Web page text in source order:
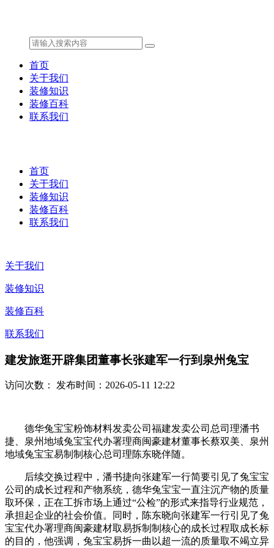
首页
关于我们
装修知识
装修百科
联系我们
首页
关于我们
装修知识
装修百科
联系我们
关于我们
装修知识
装修百科
联系我们
建发旅逛开辟集团董事长张建军一行到泉州兔宝
访问次数： 发布时间：2026-05-11 12:22
德华兔宝宝粉饰材料发卖公司福建发卖公司总司理潘书
捷、泉州地域兔宝宝代办署理商闽豪建材董事长蔡双美、泉州
地域兔宝宝易制制核心总司理陈东晓伴随。
后续交换过程中，潘书捷向张建军一行简要引见了兔宝宝
公司的成长过程和产物系统，德华兔宝宝一直注沉产物的质量
取环保，正在工拆市场上通过“公检”的形式来指导行业规范，
承担起企业的社会价值。同时，陈东晓向张建军一行引见了兔
宝宝代办署理商闽豪建材取易拆制制核心的成长过程取成长标
的目的，他强调，兔宝宝易拆一曲以超一流的质量取不竭立异